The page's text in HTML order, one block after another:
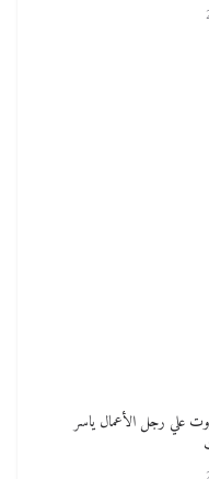
علي رجل الأعمال ياسر